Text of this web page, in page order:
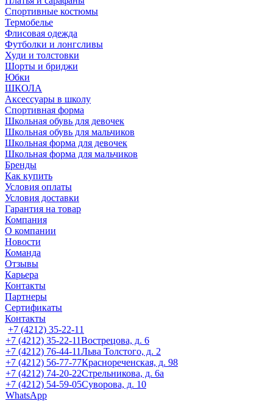
Спортивные костюмы
Термобелье
Флисовая одежда
Футболки и лонгсливы
Худи и толстовки
Шорты и бриджи
Юбки
ШКОЛА
Аксессуары в школу
Спортивная форма
Школьная обувь для девочек
Школьная обувь для мальчиков
Школьная форма для девочек
Школьная форма для мальчиков
Бренды
Как купить
Условия оплаты
Условия доставки
Гарантия на товар
Компания
О компании
Новости
Команда
Отзывы
Карьера
Контакты
Партнеры
Сертификаты
Контакты
+7 (4212) 35-22-11
+7 (4212) 35-22-11Вострецова, д. 6
+7 (4212) 76-44-11Льва Толстого, д. 2
+7 (4212) 56-77-77Краснореченская, д. 98
+7 (4212) 74-20-22Стрельникова, д. 6а
+7 (4212) 54-59-05Суворова, д. 10
WhatsApp